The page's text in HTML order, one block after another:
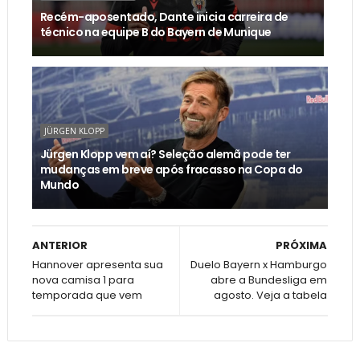
Recém-aposentado, Dante inicia carreira de
técnico na equipe B do Bayern de Munique
JÜRGEN KLOPP
Jürgen Klopp vem aí? Seleção alemã pode ter
mudanças em breve após fracasso na Copa do
Mundo
PRÓXIMA
Duelo Bayern x Hamburgo
abre a Bundesliga em
agosto. Veja a tabela
ANTERIOR
Hannover apresenta sua
nova camisa 1 para
temporada que vem